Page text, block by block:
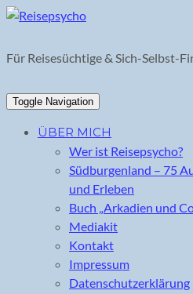
Skip
content
Für Reisesüchtige & Sich-Selbst-
Toggle Navigation
ÜBER MICH
Wer ist Reisepsycho?
Südburgenland – 75
und Erleben
Buch „Arkadien und
Mediakit
Kontakt
Impressum
Datenschutzerklärung